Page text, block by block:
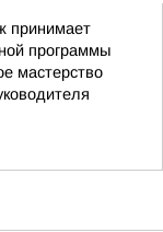
принимает
программы
мастерство